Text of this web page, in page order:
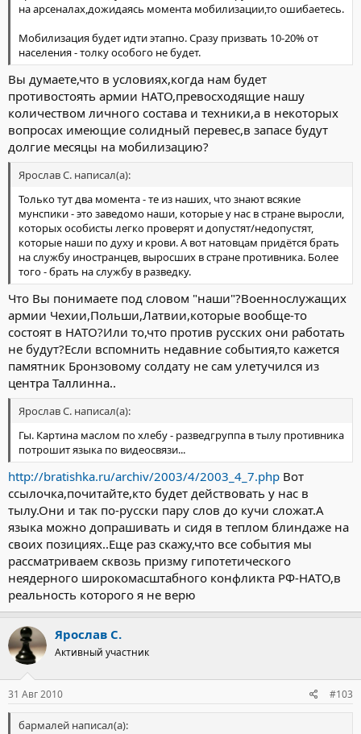
на арсеналах,дожидаясь момента мобилизации,то ошибаетесь.
Мобилизация будет идти этапно. Сразу призвать 10-20% от
населения - толку особого не будет.
Вы думаете,что в условиях,когда нам будет
противостоять армии НАТО,превосходящие нашу
количеством личного состава и техники,а в некоторых
вопросах имеющие солидный перевес,в запасе будут
долгие месяцы на мобилизацию?
Ярослав С. написал(а):
Только тут два момента - те из наших, что знают всякие
мунспики - это заведомо наши, которые у нас в стране выросли,
которых особисты легко проверят и допустят/недопустят,
которые наши по духу и крови. А вот натовцам придётся брать
на службу иностранцев, выросших в стране противника. Более
того - брать на службу в разведку.
Что Вы понимаете под словом "наши"?Военнослужащих
армии Чехии,Польши,Латвии,которые вообще-то
состоят в НАТО?Или то,что против русских они работать
не будут?Если вспомнить недавние события,то кажется
памятник Бронзовому солдату не сам улетучился из
центра Таллинна..
Ярослав С. написал(а):
Гы. Картина маслом по хлебу - разведгруппа в тылу противника
потрошит языка по видеосвязи...
http://bratishka.ru/archiv/2003/4/2003_4_7.php Вот
ссылочка,почитайте,кто будет действовать у нас в
тылу.Они и так по-русски пару слов до кучи сложат.А
языка можно допрашивать и сидя в теплом блиндаже на
своих позициях..Еще раз скажу,что все события мы
рассматриваем сквозь призму гипотетического
неядерного широкомасштабного конфликта РФ-НАТО,в
реальность которого я не верю
Ярослав С.
Активный участник
31 Авг 2010 #103
бармалей написал(а):